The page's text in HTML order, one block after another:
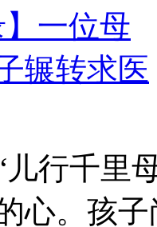
行千里
心。孩